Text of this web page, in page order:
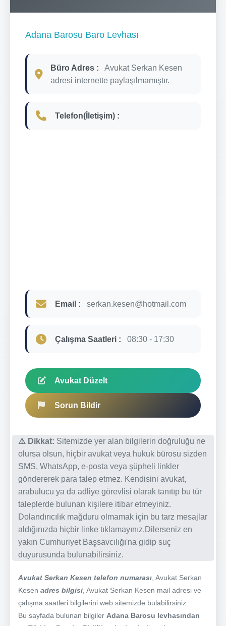
Adana Barosu Baro Levhası
Büro Adres :
Avukat Serkan Kesen
adresi internette paylaşılmamıştır.
Telefon(İletişim) :
Email : serkan.kesen@hotmail.com
Çalışma Saatleri : 08:30 - 17:30
Avukat Düzelt
Sorun Bildir
⚠️ Dikkat: Sitemizde yer alan bilgilerin doğruluğu ne
olursa olsun, hiçbir avukat veya hukuk bürosu sizden
SMS, WhatsApp, e-posta veya şüpheli linkler
göndererek para talep etmez. Kendisini avukat,
arabulucu ya da adliye görevlisi olarak tanıtıp bu tür
taleplerde bulunan kişilere itibar etmeyiniz.
Dolandırıcılık mağduru olmamak için bu tarz mesajlar
aldığınızda hiçbir linke tıklamayınız.Dilerseniz en
yakın Cumhuriyet Başsavcılığı'na gidip suç
duyurusunda bulunabilirsiniz.
Avukat Serkan Kesen telefon numarası , Avukat Serkan
Kesen adres bilgisi , Avukat Serkan Kesen mail adresi ve
çalışma saatleri bilgilerini web sitemizde bulabilirsiniz.
Bu sayfada bulunan bilgiler Adana Barosu levhasından